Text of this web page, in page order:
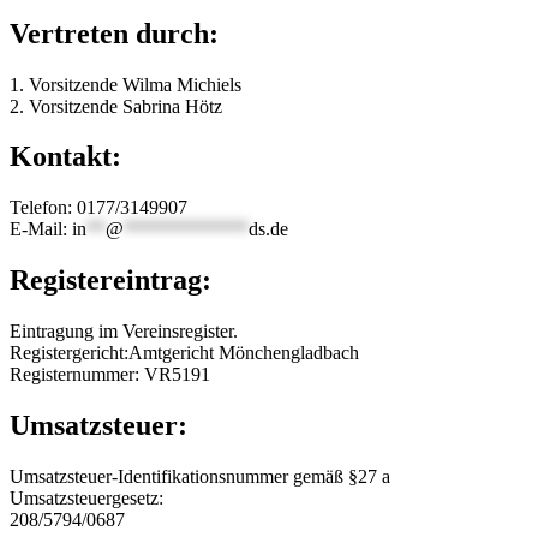
Vertreten durch:
1. Vorsitzende Wilma Michiels
2. Vorsitzende Sabrina Hötz
Kontakt:
Telefon: 0177/3149907
E-Mail: in @ ds.de
Registereintrag:
Eintragung im Vereinsregister.
Registergericht:Amtgericht Mönchengladbach
Registernummer: VR5191
Umsatzsteuer:
Umsatzsteuer-Identifikationsnummer gemäß §27 a
Umsatzsteuergesetz:
208/5794/0687